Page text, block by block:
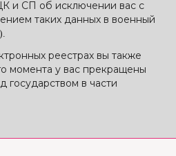
и СП об исключении вас с
таких данных в военный
реестрах вы также
момента у вас прекращены
государством в части